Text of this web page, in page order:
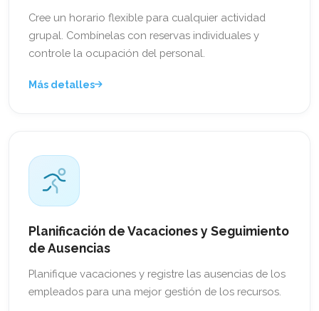
Cree un horario flexible para cualquier actividad
grupal. Combínelas con reservas individuales y
controle la ocupación del personal.
Más detalles
Planificación de Vacaciones y Seguimiento
de Ausencias
Planifique vacaciones y registre las ausencias de los
empleados para una mejor gestión de los recursos.